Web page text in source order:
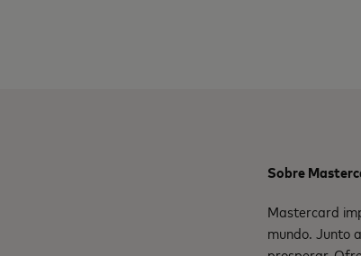
Sobre
Mastercard
mundo. Junto